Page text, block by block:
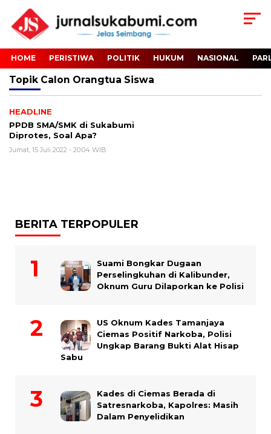
HOME PERISTIWA POLITIK HUKUM NASIONAL
Topik Calon Orangtua Siswa
HEADLINE
PPDB SMA/SMK di Sukabumi
Diprotes, Soal Apa?
Jumat, 15 Juli 2022 - 20:04 WIB
BERITA TERPOPULER
Suami Bongkar Dugaan
Perselingkuhan di Kalibunder,
Oknum Guru Dilaporkan ke Polisi
US Oknum Kades Tamanjaya
Ciemas Positif Narkoba, Polisi
Ungkap Barang Bukti Alat Hisap
Sabu
Kades di Ciemas Berada di
Satresnarkoba, Kapolres: Masih
Dalam Penyelidikan